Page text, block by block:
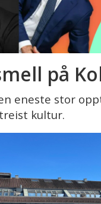
på
eneste stor
kultur.